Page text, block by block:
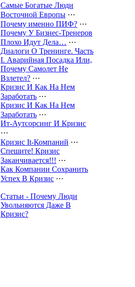
Самые Богатые Люди
Восточной Европы ⋯
Почему именно ПИФ? ⋯
Почему У Бизнес-Тренеров
Плохо Идут Дела… ⋯
Диалоги О Тренинге. Часть
I. Аварийная Посадка Или,
Почему Самолет Не
Взлетел? ⋯
Кризис И Как На Нем
Заработать ⋯
Кризис И Как На Нем
Заработать ⋯
Ит-Аутсорсинг И Кризис
⋯
Кризис It-Компаний ⋯
Спешите! Кризис
Заканчивается!!! ⋯
Как Компании Сохранить
Успех В Кризис ⋯
Статьи - Почему Люди
Увольняются Даже В
Кризис?